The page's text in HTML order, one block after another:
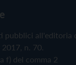
pubblici all'editoria
n. 70.
f) del comma 2